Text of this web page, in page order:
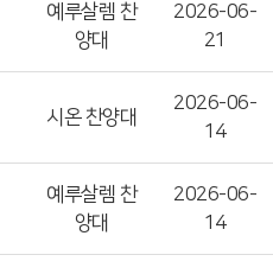
예루살렘 찬
양대
2026-06-
21
시온 찬양대
2026-06-
14
예루살렘 찬
양대
2026-06-
14